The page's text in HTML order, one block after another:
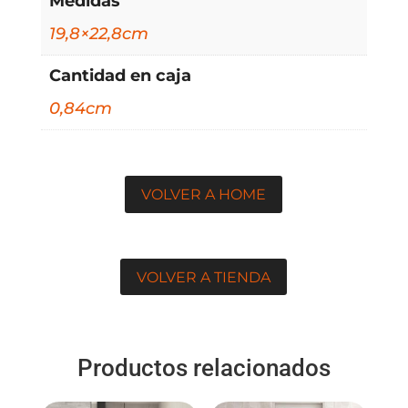
19,8×22,8cm
Cantidad en caja
0,84cm
VOLVER A HOME
VOLVER A TIENDA
Productos relacionados